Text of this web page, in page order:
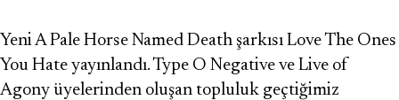
Yeni A Pale Horse Named Death şarkısı Love The Ones
You Hate yayınlandı. Type O Negative ve Live of
Agony üyelerinden oluşan topluluk geçtiğimiz